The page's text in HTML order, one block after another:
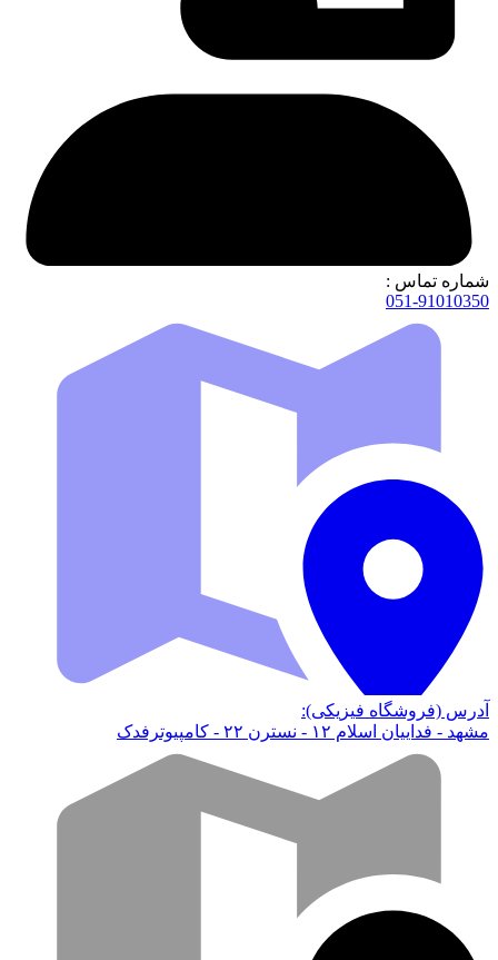
شماره تماس :
051-91010350
آدرس (فروشگاه فیزیکی):
مشهد - فداییان اسلام ۱۲ - نسترن ۲۲ - کامپیوترفدک